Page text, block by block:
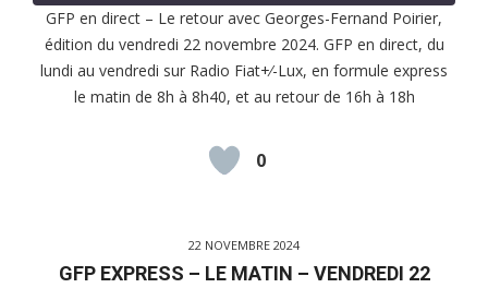
RSS FEED
SHARE
LINK
GFP en direct – Le retour avec Georges-Fernand Poirier,
édition du vendredi 22 novembre 2024. GFP en direct, du
lundi au vendredi sur Radio Fiat+⁄-Lux, en formule express
le matin de 8h à 8h40, et au retour de 16h à 18h
0
22 NOVEMBRE 2024
GFP EXPRESS – LE MATIN – VENDREDI 22